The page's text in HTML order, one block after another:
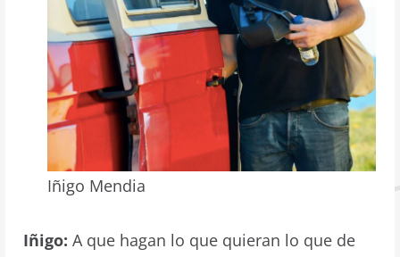
Iñigo Mendia
Iñigo: A que hagan lo que quieran lo que de